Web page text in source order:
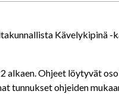
Kävelykipinä -
alkaen. Ohjeet löytyvät
tunnukset ohjeiden